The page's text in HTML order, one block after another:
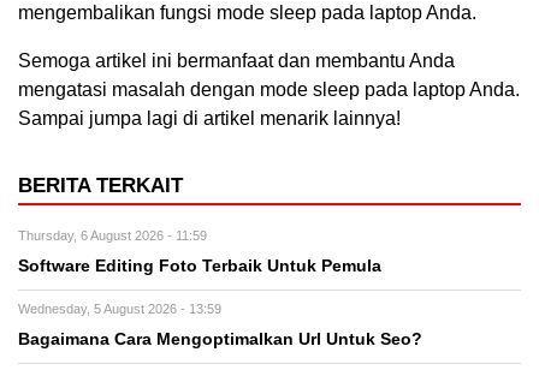
mengembalikan fungsi mode sleep pada laptop Anda.
Semoga artikel ini bermanfaat dan membantu Anda
mengatasi masalah dengan mode sleep pada laptop Anda.
Sampai jumpa lagi di artikel menarik lainnya!
BERITA TERKAIT
Thursday, 6 August 2026 - 11:59
Software Editing Foto Terbaik Untuk Pemula
Wednesday, 5 August 2026 - 13:59
Bagaimana Cara Mengoptimalkan Url Untuk Seo?